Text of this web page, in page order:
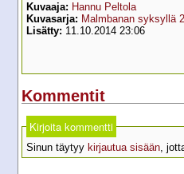
Kuvaaja: Hannu Peltola
Kuvasarja: Malmbanan syksyllä
Lisätty: 11.10.2014 23:06
Kommentit
Kirjoita kommentti
Sinun täytyy kirjautua sisään,